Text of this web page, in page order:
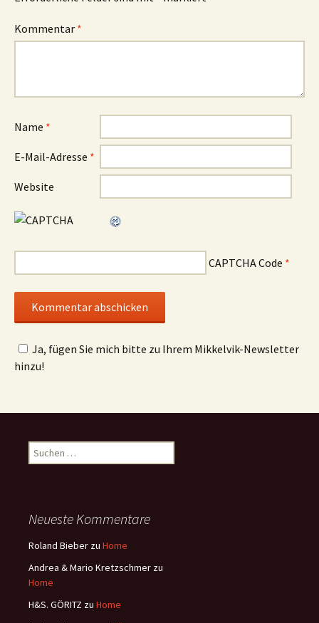
Kommentar *
Name *
E-Mail-Adresse *
Website
CAPTCHA Code *
Ja, fügen Sie mich bitte zu Ihrem Mikkelvik-Newsletter
hinzu!
Suchen
nach:
Neueste Kommentare
Roland Bieber zu Home
Andrea & Mario Kretzschmer zu
Home
H&S. GÖRITZ zu Home